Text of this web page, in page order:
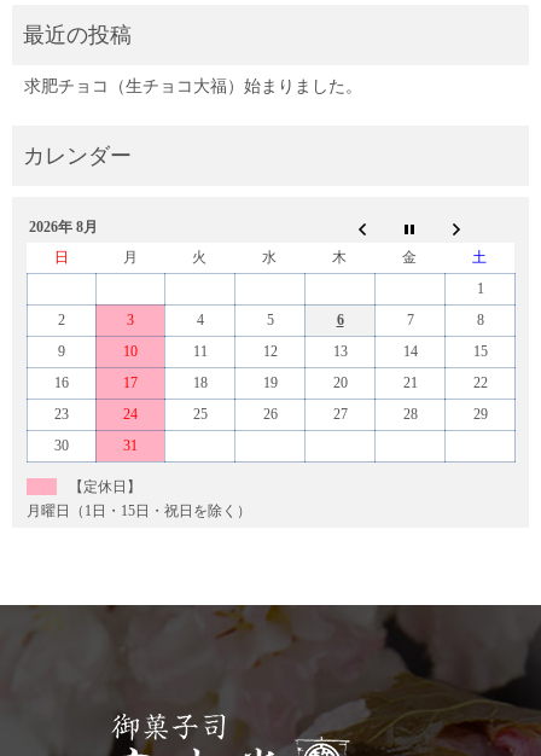
求肥チョコ（生チョコ大福）始まりました。
2026年 8月
日
月 火 水 木 金
土
1
2
3 4 5 6 7
8
9
10 11 12 13 14
15
16
17 18 19 20 21
22
23
24 25 26 27 28
29
30
31
【定休日】
月曜日（1日・15日・祝日を除く）